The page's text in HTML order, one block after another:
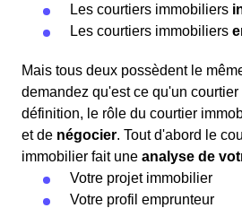
Les courtiers immobiliers
Les courtiers immobiliers
Mais tous deux possèdent le
demandez qu'est ce qu'un
définition, le rôle du courtier
et de négocier. Tout d'abord le
immobilier fait une analyse de
Votre projet immobilier
Votre profil emprunteur